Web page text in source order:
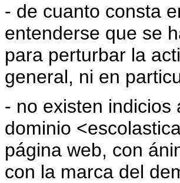
- de cuanto consta
entenderse que se
para perturbar la
general, ni en
- no existen indicios
dominio
página web, con
con la marca del